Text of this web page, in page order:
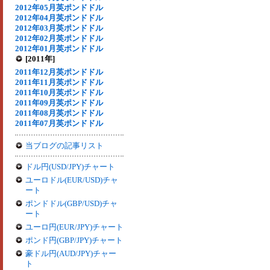
2012年05月英ポンドドル
2012年04月英ポンドドル
2012年03月英ポンドドル
2012年02月英ポンドドル
2012年01月英ポンドドル
[2011年]
2011年12月英ポンドドル
2011年11月英ポンドドル
2011年10月英ポンドドル
2011年09月英ポンドドル
2011年08月英ポンドドル
2011年07月英ポンドドル
当ブログの記事リスト
ドル円(USD/JPY)チャート
ユーロドル(EUR/USD)チャ
ート
ポンドドル(GBP/USD)チャ
ート
ユーロ円(EUR/JPY)チャート
ポンド円(GBP/JPY)チャート
豪ドル円(AUD/JPY)チャー
ト